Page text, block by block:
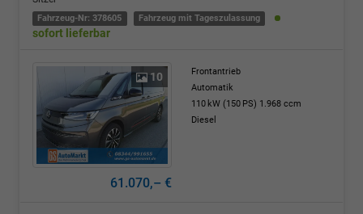
Fahrzeug-Nr: 378605 Fahrzeug mit Tageszulassung
sofort lieferbar
10
Frontantrieb
Automatik
110 kW (150 PS) 1.968 ccm
Diesel
61.070,– €